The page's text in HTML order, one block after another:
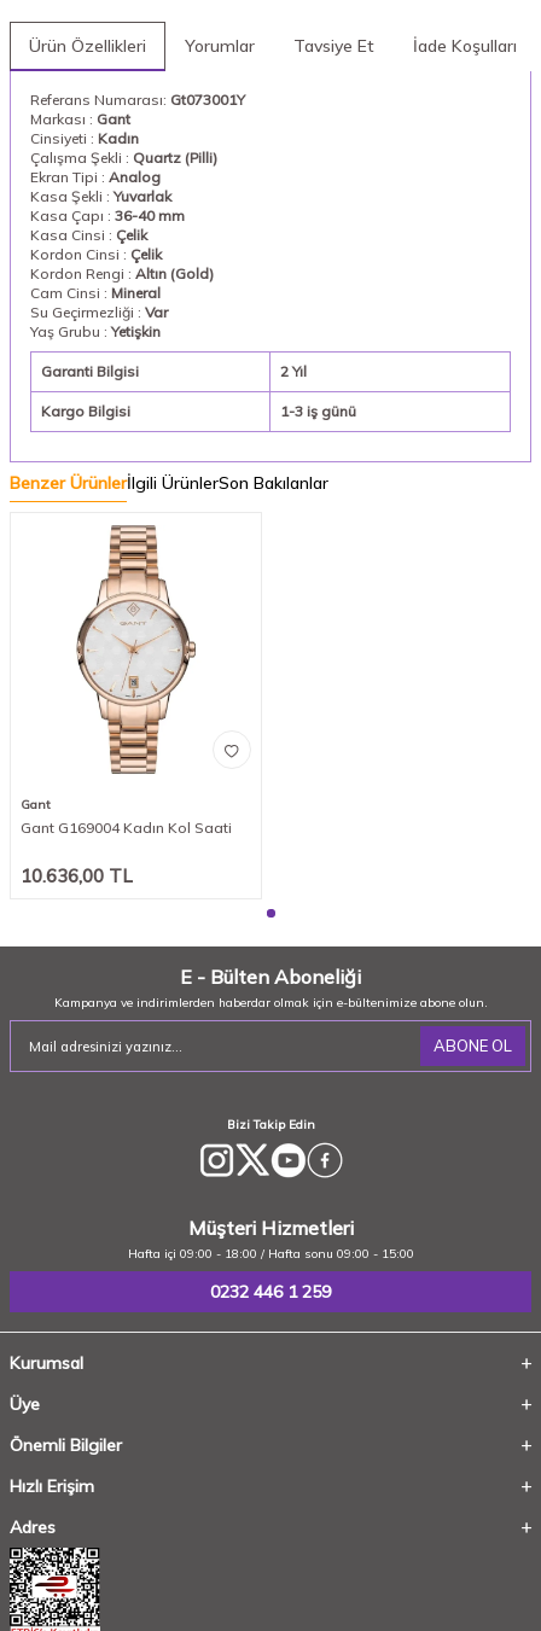
Ürün Özellikleri Yorumlar Tavsiye Et İade Koşulları
Referans Numarası: Gt073001Y
Markası : Gant
Cinsiyeti : Kadın
Çalışma Şekli : Quartz (Pilli)
Ekran Tipi : Analog
Kasa Şekli :Yuvarlak
Kasa Çapı : 36-40 mm
Kasa Cinsi : Çelik
Kordon Cinsi : Çelik
Kordon Rengi : Altın (Gold)
Cam Cinsi : Mineral
Su Geçirmezliği : Var
Yaş Grubu :Yetişkin
Garanti Bilgisi 2 Yıl
Kargo Bilgisi 1-3 iş günü
Benzer Ürünlerİlgili ÜrünlerSon Bakılanlar
Gant
Gant G169004 Kadın Kol Saati
10.636,00 TL
E - Bülten Aboneliği
Kampanya ve indirimlerden haberdar olmak için e-bültenimize abone olun.
ABONE OL
Bizi Takip Edin
Müşteri Hizmetleri
Hafta içi 09:00 - 18:00 / Hafta sonu 09:00 - 15:00
0232 446 1 259
Kurumsal
Üye
Önemli Bilgiler
Hızlı Erişim
Adres